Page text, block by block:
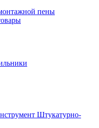
пены
Штукатурно-